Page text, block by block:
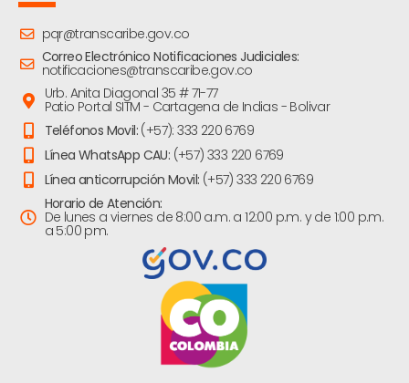
pqr@transcaribe.gov.co
Correo Electrónico Notificaciones Judiciales:
notificaciones@transcaribe.gov.co
Urb. Anita Diagonal 35 # 71-77
Patio Portal SITM - Cartagena de Indias - Bolivar
Teléfonos Movil: (+57): 333 220 6769
Línea WhatsApp CAU: (+57) 333 220 6769
Línea anticorrupción Movil: (+57) 333 220 6769
Horario de Atención:
De lunes a viernes de 8:00 a.m. a 12:00 p.m. y de 1:00 p.m.
a 5:00 pm.